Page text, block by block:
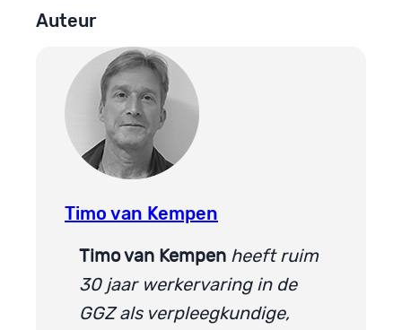
Auteur
Timo van Kempen
Timo van Kempen heeft ruim
30 jaar werkervaring in de
GGZ als verpleegkundige,